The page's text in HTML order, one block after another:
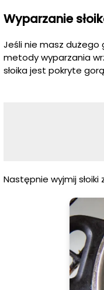
Wyparzanie
Jeśli nie masz dużego
metody wyparzania
słoika jest pokryte
Następnie wyjmij